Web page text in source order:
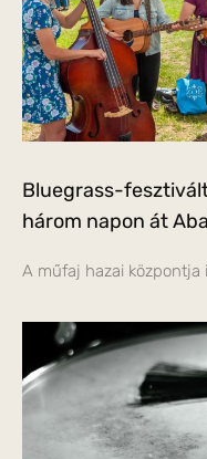
Bluegrass-
három napon át
A műfaj hazai központja